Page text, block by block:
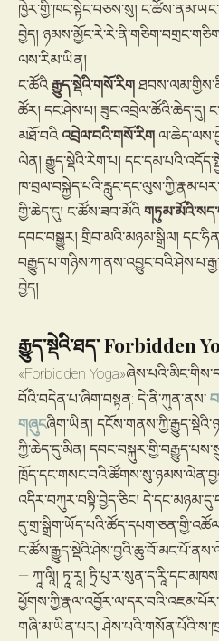
ཁྱེར་གྱི་ཁང་སྟེང་བཅས་སུ།
བྱེད།
ལས་རིམ་ཡིན།
ང་ཚོའིརྒྱུད་སྡེའི་གསོ་རིག
ཚོར། དང་ཤེས་པ། ཟུང་འབྲེལ་ཚོའི་ཆེད་དུ།
མཐོ་བའི འབྲེལ་བའི་གསོ་རིག
ལེན། རྒྱུད་སྡེའི་རེག་པ།
གྱི་ཆེད་དུ། ང་ཚོས་ཟབ་མོའི
དབང་བསྒྱུར། གྲིབ་མའི་མཉམ་སྒྲིལ།
བྱེད།
རྒྱུད་སྡེའི་ཐད་ Forbidden
«Forbidden
བོའི་བདེན་པ་ཞིག་བསྟན: དེ་ནི་ཀུན་ནས་
གཞུངཞིག་ཡིན།
ཀྱི་ཆེད་དུ་མིན།
འདིར་བཀུར་བསྟི་བྱེད་ཅིང།
— ཀཱ་ལཱི། ཏཱ་རཱ།
གཞི་མ་ཡིན་པར།